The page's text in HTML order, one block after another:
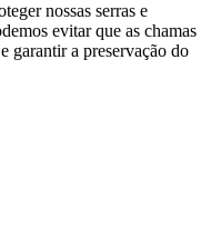
nossas serras e
evitar que as chamas
garantir a preservação do